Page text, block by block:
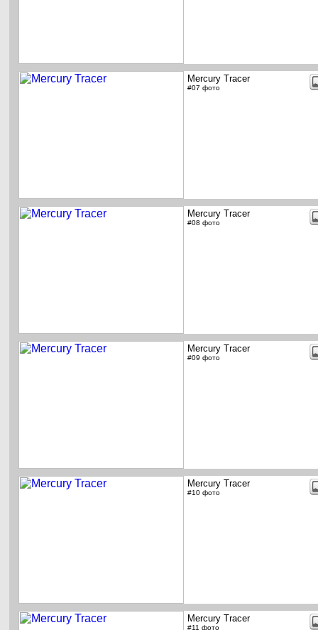
Mercury Tracer
#07 фото
Mercury Tracer
#08 фото
Mercury Tracer
#09 фото
Mercury Tracer
#10 фото
Mercury Tracer
#11 фото